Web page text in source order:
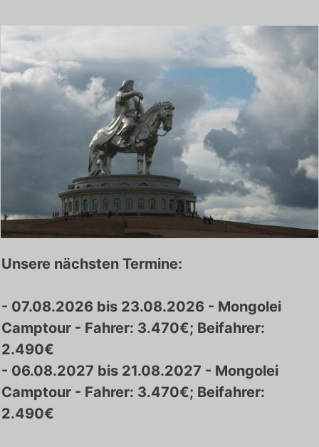
Unsere nächsten Termine:
- 07.08.2026 bis 23.08.2026 - Mongolei
Camptour - Fahrer: 3.470€; Beifahrer:
2.490€
- 06.08.2027 bis 21.08.2027 - Mongolei
Camptour - Fahrer: 3.470€; Beifahrer:
2.490€